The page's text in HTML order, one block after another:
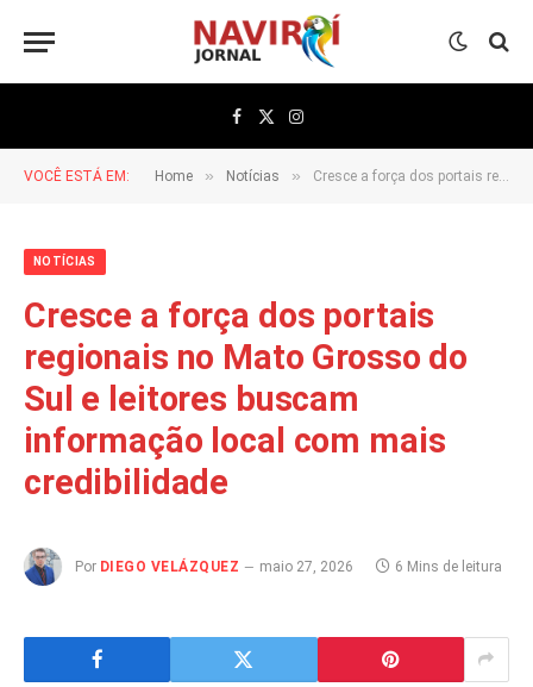
Facebook
X
(Twitter)
Instagram
VOCÊ ESTÁ EM: Home » Notícias » Cresce a força dos portais regionais no Mato Grosso do Sul e leitores buscam informação local com mais credibilidade
NOTÍCIAS
Cresce a força dos portais
regionais no Mato Grosso do
Sul e leitores buscam
informação local com mais
credibilidade
Por DIEGO VELÁZQUEZ maio 27, 2026 6 Mins de leitura